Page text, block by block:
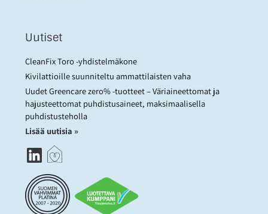
Uutiset
CleanFix Toro -yhdistelmäkone
Kivilattioille suunniteltu ammattilaisten vaha
Uudet Greencare zero% -tuotteet – Väriaineettomat ja
hajusteettomat puhdistusaineet, maksimaalisella
puhdistusteholla
Lisää uutisia »